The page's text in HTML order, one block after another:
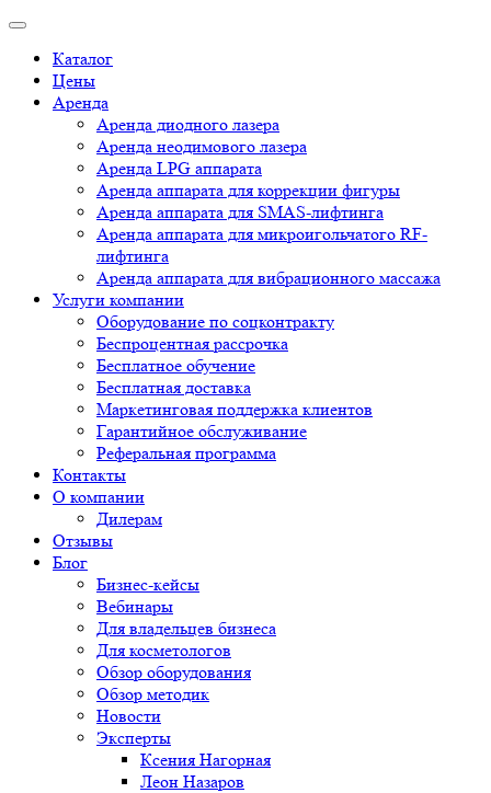
Каталог
Цены
Аренда
Аренда диодного лазера
Аренда неодимового лазера
Аренда LPG аппарата
Аренда аппарата для коррекции фигуры
Аренда аппарата для SMAS-лифтинга
Аренда аппарата для микроигольчатого RF-
лифтинга
Аренда аппарата для вибрационного массажа
Услуги компании
Оборудование по соцконтракту
Беспроцентная рассрочка
Бесплатное обучение
Бесплатная доставка
Маркетинговая поддержка клиентов
Гарантийное обслуживание
Реферальная программа
Контакты
О компании
Дилерам
Отзывы
Блог
Бизнес-кейсы
Вебинары
Для владельцев бизнеса
Для косметологов
Обзор оборудования
Обзор методик
Новости
Эксперты
Ксения Нагорная
Леон Назаров